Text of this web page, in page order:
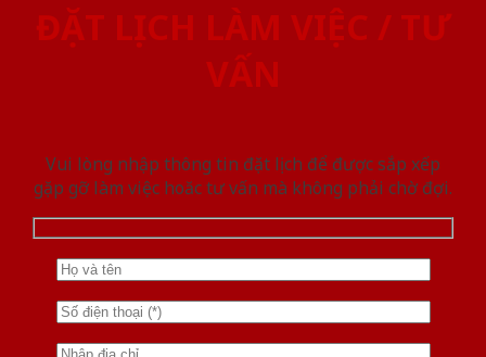
ĐẶT LỊCH LÀM VIỆC / TƯ
VẤN
Vui lòng nhập thông tin đặt lịch để được sắp xếp
gặp gỡ làm việc hoăc tư vấn mà không phải chờ đợi.